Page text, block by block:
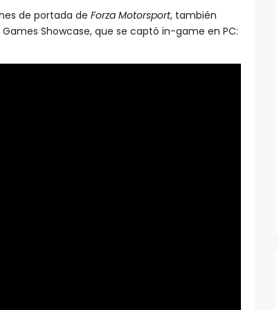
de portada de Forza Motorsport, también
Showcase, que se captó in-game en PC: